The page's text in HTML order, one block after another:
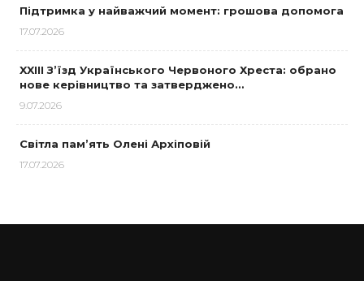
Підтримка у найважчий момент: грошова допомога
17.07.2026
XXIII З’їзд Українського Червоного Хреста: обрано
нове керівництво та затверджено…
9.07.2026
Світла пам’ять Олені Архіповій
17.07.2026